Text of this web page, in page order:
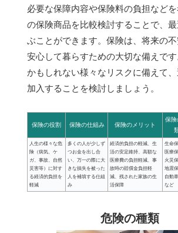
必要な保障内容や保険料の負担など
の保険商品を比較検討することで、
ぶことができます。保険は、将来の不
安心して暮らすための大切な備えで
かもしれない様々なリスクに備えて
加入することを検討しましょう。
保険の役割 保険の仕組み 保険のメリット
保険
人生の様々な危
険（病気、ケ
ガ、事故、自然
災害等）に対す
る経済的負担を
軽減
多くの人が少しず
つお金を出し合
い、万一の際に大
きな損失を被った
人を補填する仕組
み
経済的負担の軽減、生
活の安定維持、高額な
医療費の負担軽減、事
故時の賠償金負担軽
減、残された家族の生
活保障
生命保
医療保
火災保
地震保
自動
など
危険の種類